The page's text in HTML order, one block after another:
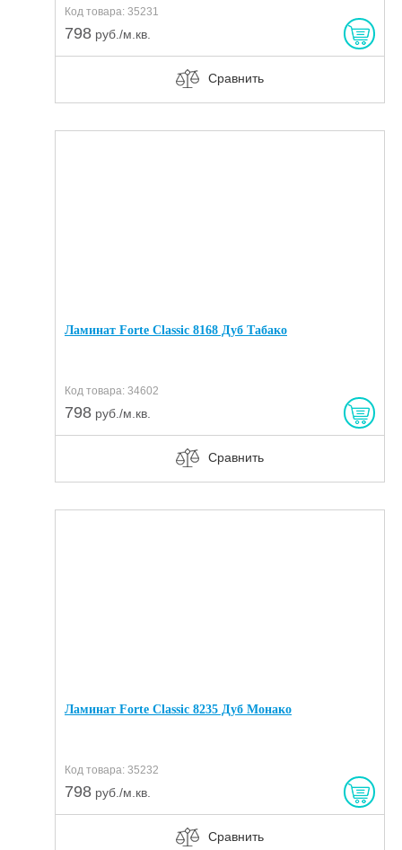
Код товара: 35231
798 руб./м.кв.
Сравнить
Ламинат Forte Classic 8168 Дуб Табако
Код товара: 34602
798 руб./м.кв.
Сравнить
Ламинат Forte Classic 8235 Дуб Монако
Код товара: 35232
798 руб./м.кв.
Сравнить